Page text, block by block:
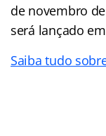
de novembro
será lançado
Saiba tudo